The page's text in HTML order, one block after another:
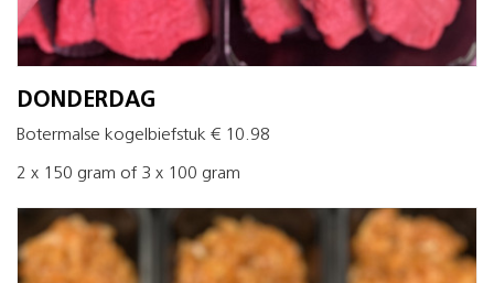
DONDERDAG
Botermalse kogelbiefstuk € 10.98
2 x 150 gram of 3 x 100 gram